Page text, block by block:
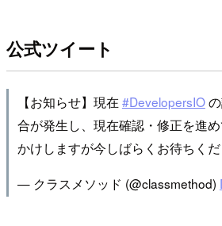
公式ツイート
【お知らせ】現在 #DevelopersIOの
合が発生し、現在確認・修正を進
かけしますが今しばらくお待ちく
— クラスメソッド (@classmethod)